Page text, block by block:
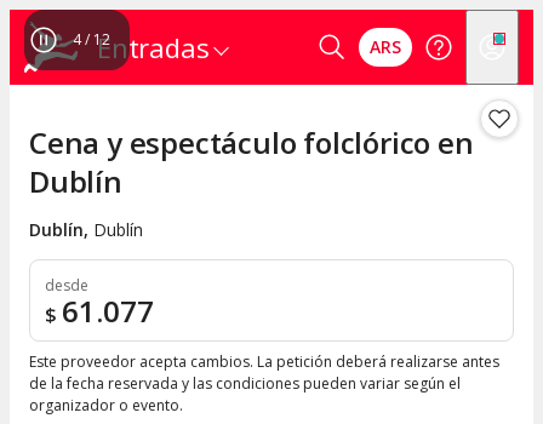
Entradas ARS
4/ 12
Cena y espectáculo folclórico en
Dublín
Dublín, Dublín
desde
$ 61.077
Este proveedor acepta cambios. La petición deberá realizarse antes
de la fecha reservada y las condiciones pueden variar según el
organizador o evento.